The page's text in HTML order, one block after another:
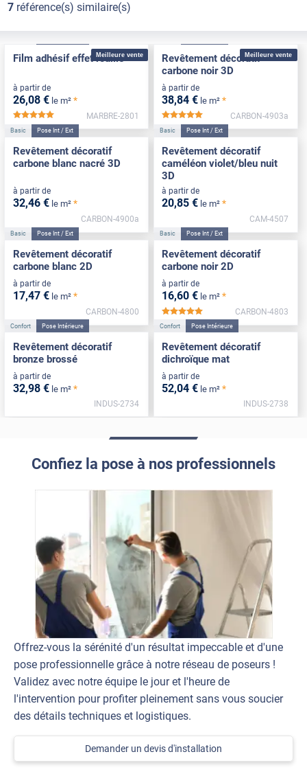
7référence(s) similaire(s)
Meilleure vente
Film adhésif effet rouille
à partir de
26,08 € le m² *
MARBRE-2801
Meilleure vente
Revêtement décoratif
carbone noir 3D
à partir de
38,84 € le m² *
CARBON-4903a
Basic Pose Int / Ext
Revêtement décoratif
carbone blanc nacré 3D
à partir de
32,46 € le m² *
CARBON-4900a
Basic Pose Int / Ext
Revêtement décoratif
caméléon violet/bleu nuit
3D
à partir de
20,85 € le m² *
CAM-4507
Basic Pose Int / Ext
Revêtement décoratif
carbone blanc 2D
à partir de
17,47 € le m² *
CARBON-4800
Basic Pose Int / Ext
Revêtement décoratif
carbone noir 2D
à partir de
16,60 € le m² *
CARBON-4803
Confort Pose Intérieure
Revêtement décoratif
bronze brossé
à partir de
32,98 € le m² *
INDUS-2734
Confort Pose Intérieure
Revêtement décoratif
dichroïque mat
à partir de
52,04 € le m² *
INDUS-2738
Confiez la pose à nos professionnels
Offrez-vous la sérénité d'un résultat impeccable et d'une
pose professionnelle grâce à notre réseau de poseurs !
Validez avec notre équipe le jour et l'heure de
l'intervention pour profiter pleinement sans vous soucier
des détails techniques et logistiques.
Demander un devis d'installation